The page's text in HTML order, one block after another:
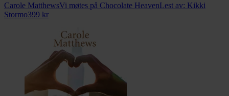
Carole MatthewsVi møtes på Chocolate HeavenLest av: Kikki
Stormo399 kr